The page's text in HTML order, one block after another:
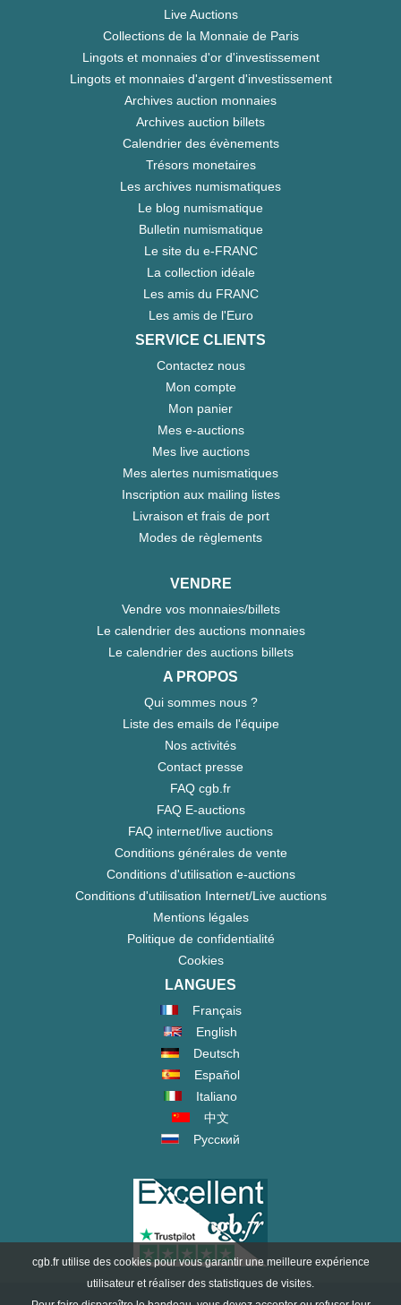
Live Auctions
Collections de la Monnaie de Paris
Lingots et monnaies d'or d'investissement
Lingots et monnaies d'argent d'investissement
Archives auction monnaies
Archives auction billets
Calendrier des évènements
Trésors monetaires
Les archives numismatiques
Le blog numismatique
Bulletin numismatique
Le site du e-FRANC
La collection idéale
Les amis du FRANC
Les amis de l'Euro
SERVICE CLIENTS
Contactez nous
Mon compte
Mon panier
Mes e-auctions
Mes live auctions
Mes alertes numismatiques
Inscription aux mailing listes
Livraison et frais de port
Modes de règlements
VENDRE
Vendre vos monnaies/billets
Le calendrier des auctions monnaies
Le calendrier des auctions billets
A PROPOS
Qui sommes nous ?
Liste des emails de l'équipe
Nos activités
Contact presse
FAQ cgb.fr
FAQ E-auctions
FAQ internet/live auctions
Conditions générales de vente
Conditions d'utilisation e-auctions
Conditions d'utilisation Internet/Live auctions
Mentions légales
Politique de confidentialité
Cookies
LANGUES
Français
English
Deutsch
Español
Italiano
中文
Русский
cgb.fr utilise des cookies pour vous garantir une meilleure expérience
utilisateur et réaliser des statistiques de visites.